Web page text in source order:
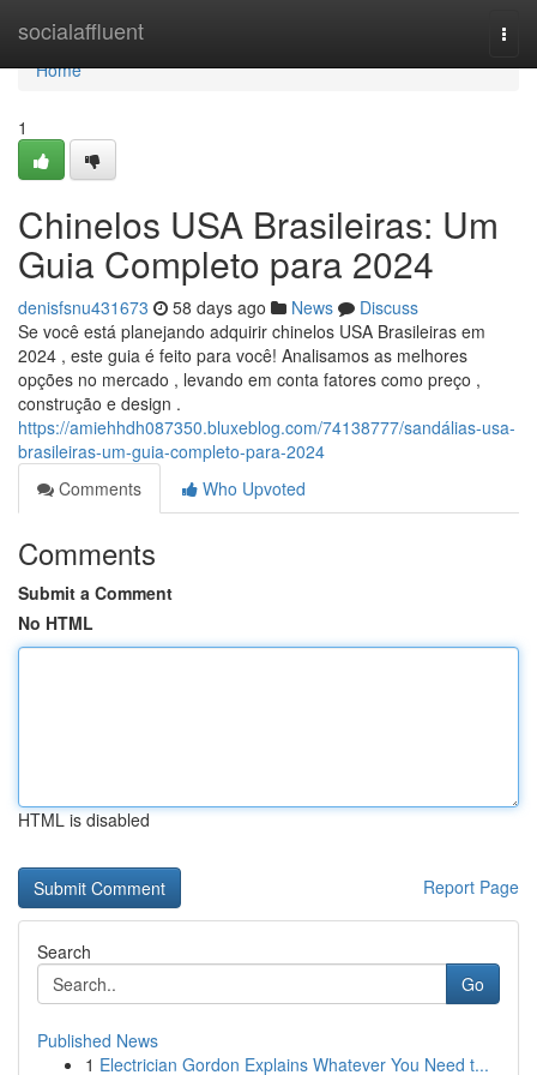
socialaffluent
Home
Home
1
Chinelos USA Brasileiras: Um
Guia Completo para 2024
denisfsnu431673 58 days ago News
Discuss
Se você está planejando adquirir chinelos USA Brasileiras em
2024 , este guia é feito para você! Analisamos as melhores
opções no mercado , levando em conta fatores como preço ,
construção e design .
https://amiehhdh087350.bluxeblog.com/74138777/sandálias-usa-
brasileiras-um-guia-completo-para-2024
Comments
Who Upvoted
Comments
Submit a Comment
No HTML
HTML is disabled
Report Page
Search
Go
Published News
1 Electrician Gordon Explains Whatever You Need t...